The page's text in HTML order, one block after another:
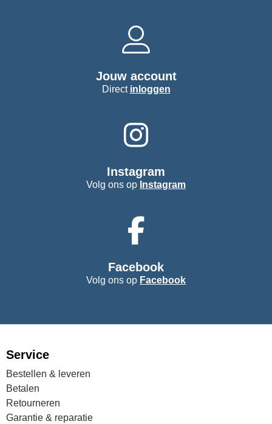
Jouw account
Direct inloggen
Instagram
Volg ons op Instagram
Facebook
Volg ons op Facebook
Service
Bestellen & leveren
Betalen
Retourneren
Garantie & reparatie